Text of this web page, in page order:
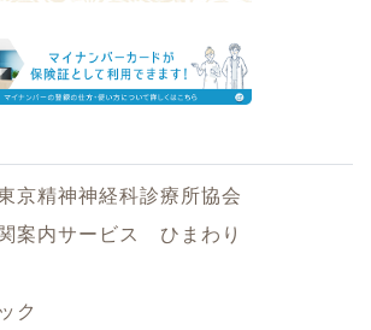
京精神神経科診療所協会
案内サービス ひまわり
ク